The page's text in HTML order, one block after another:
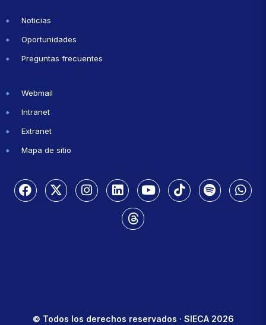
Noticias
Oportunidades
Preguntas frecuentes
Webmail
Intranet
Extranet
Mapa de sitio
© Todos los derechos reservados · SIECA 2026